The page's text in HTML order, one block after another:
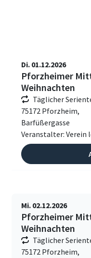
Di. 01.12.2026
Pforzheimer
Weihnachten
Täglicher
75172 Pforzheim,
Barfüßergasse
Veranstalter:
Mi. 02.12.2026
Pforzheimer
Weihnachten
Täglicher
75172 Pforzheim,